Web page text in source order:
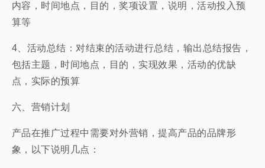
内容，时间地点，目的，奖项设置，说明，活动投入预
算等
4、活动总结：对结束的活动进行总结，输出总结报告，
包括主题，时间地点，目的，实现效果，活动的优缺
点，实际的预算
六、营销计划
产品在推广过程中需要对外营销，提高产品的品牌形
象，以下说明几点：